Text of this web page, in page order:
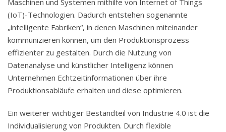
(IoT)-Technologien. Dadurch entstehen sogenannte
„intelligente Fabriken“, in denen Maschinen miteinander
kommunizieren können, um den Produktionsprozess
effizienter zu gestalten. Durch die Nutzung von
Datenanalyse und künstlicher Intelligenz können
Unternehmen Echtzeitinformationen über ihre
Produktionsabläufe erhalten und diese optimieren.
Ein weiterer wichtiger Bestandteil von Industrie 4.0 ist die
Individualisierung von Produkten. Durch flexible